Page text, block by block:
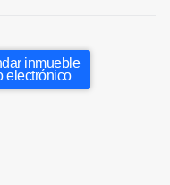
inmueble
electrónico